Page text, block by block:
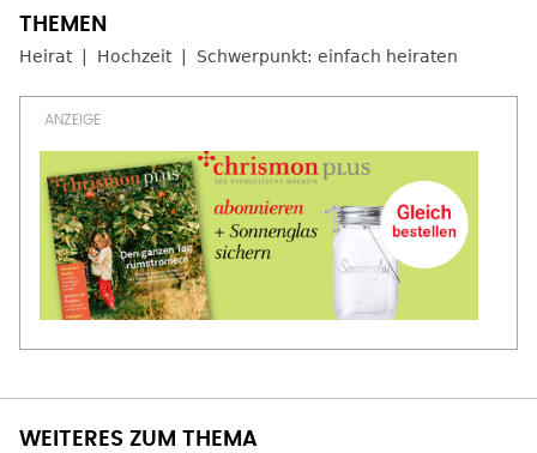
Heirat Hochzeit Schwerpunkt: einfach heiraten
WEITERES ZUM THEMA